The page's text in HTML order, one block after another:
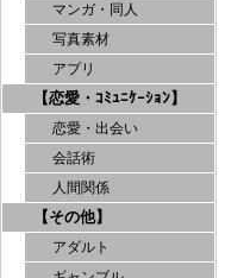
マンガ・同人
写真素材
アプリ
【恋愛・ｺﾐｭﾆｹｰｼｮﾝ】
恋愛・出会い
会話術
人間関係
【その他】
アダルト